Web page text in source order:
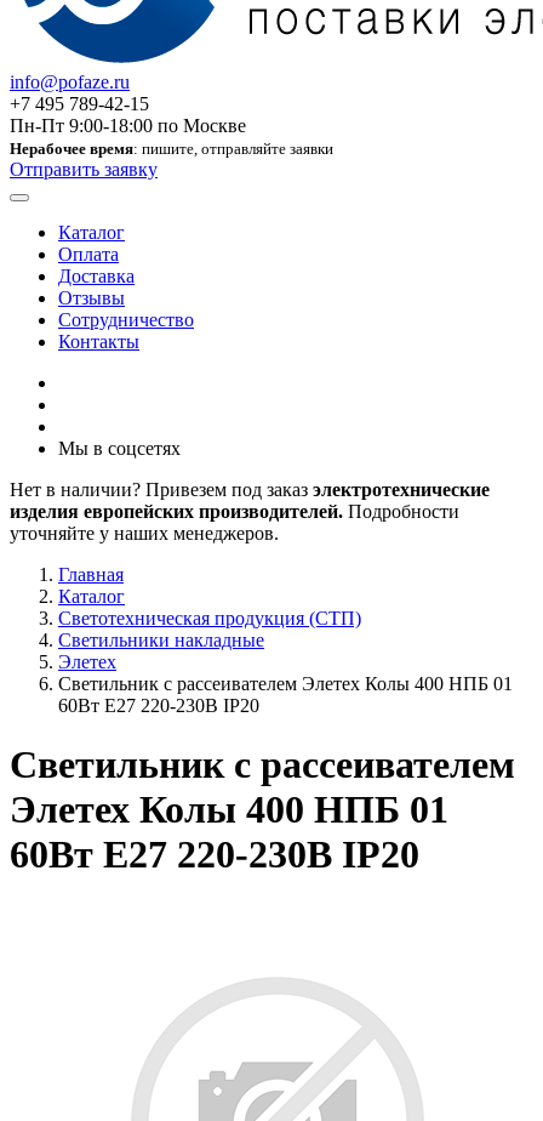
info@pofaze.ru
+7 495 789-42-15
Пн-Пт 9:00-18:00 по Москве
Нерабочее время: пишите, отправляйте заявки
Отправить заявку
Каталог
Оплата
Доставка
Отзывы
Сотрудничество
Контакты
Мы в соцсетях
Нет в наличии? Привезем под заказ электротехнические
изделия европейских производителей. Подробности
уточняйте у наших менеджеров.
Главная
Каталог
Светотехническая продукция (СТП)
Светильники накладные
Элетех
Светильник с рассеивателем Элетех Колы 400 НПБ 01
60Вт E27 220-230В IP20
Светильник с рассеивателем
Элетех Колы 400 НПБ 01
60Вт E27 220-230В IP20